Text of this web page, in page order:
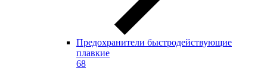
Предохранители быстродействующие
плавкие
68